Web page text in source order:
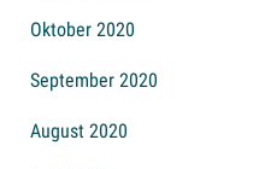
Oktober 2020
September 2020
August 2020